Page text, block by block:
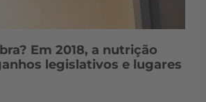
Em 2018, a nutrição
legislativos e lugares